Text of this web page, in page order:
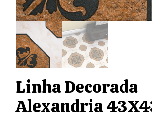
Linha Decorada
Alexandria